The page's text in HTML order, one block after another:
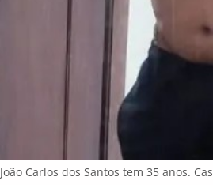
João Carlos dos Santos tem 35 anos.